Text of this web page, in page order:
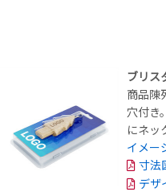
ブリス
商品陳
穴付き
にネッ
イメー
寸法
デザ